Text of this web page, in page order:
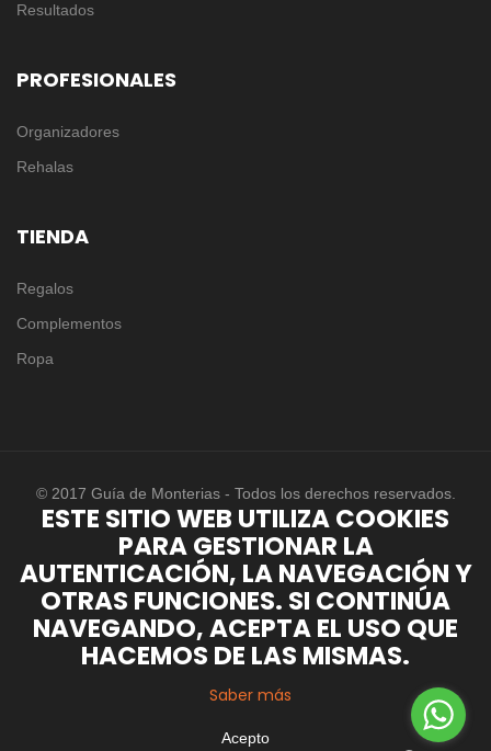
Resultados
PROFESIONALES
Organizadores
Rehalas
TIENDA
Regalos
Complementos
Ropa
© 2017 Guía de Monterias - Todos los derechos reservados.
ESTE SITIO WEB UTILIZA COOKIES
PARA GESTIONAR LA
AUTENTICACIÓN, LA NAVEGACIÓN Y
OTRAS FUNCIONES. SI CONTINÚA
NAVEGANDO, ACEPTA EL USO QUE
HACEMOS DE LAS MISMAS.
Saber más
Acepto